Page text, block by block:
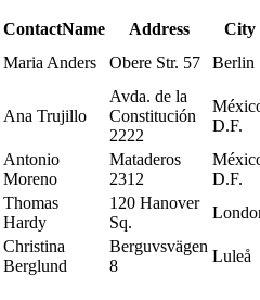
ContactName Address
City
Maria Anders Obere Str. 57 Berlin
Ana Trujillo
Avda. de la
Constitución
2222
D.F.
Antonio
Moreno
Mataderos
2312
D.F.
Thomas
Hardy
120 Hanover
Sq.
Christina
Berglund
Berguvsvägen
8
Luleå